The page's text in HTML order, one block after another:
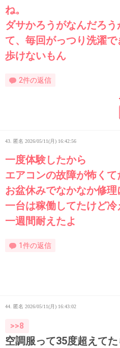
ね。
ダサかろうがなんだろ
て、毎回がっつり洗濯
歩けないもん
2件の返信
43. 匿名 2026/05/11(月) 16:42:56
一度体験したから
エアコンの故障が怖く
お盆休みでなかなか修
一台は稼働してたけど
一週間耐えたよ
1件の返信
44. 匿名 2026/05/11(月) 16:43:02
>>8
空調服って35度超えて